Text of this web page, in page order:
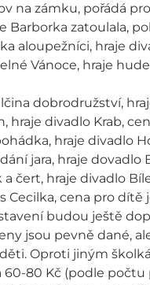
na zámku, pořádá
Barborka zatoulala,
aloupežníci, hraje
Vánoce, hraje
dobrodružství,
hraje divadlo Krab,
hraje divadlo
jara, hraje
a čert, hraje divadlo
Cecilka, cena pro dítě
budou ještě
jsou pevně dané,
Oproti jiným
60-80 Kč (podle